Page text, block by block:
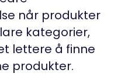
når produkter
kategorier,
lettere å finne
produkter.